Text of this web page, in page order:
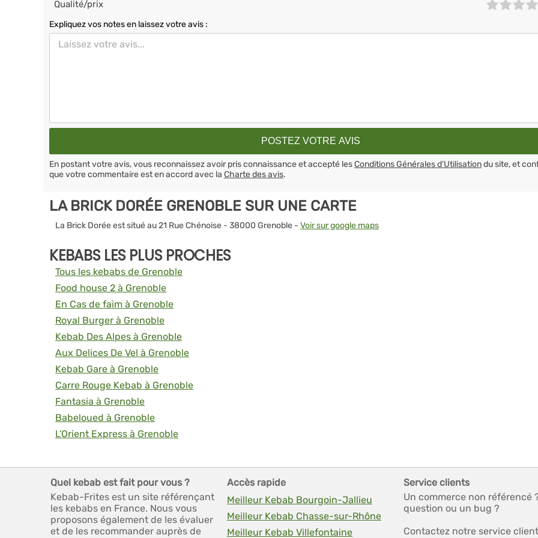
Qualité/prix
Expliquez vos notes en laissez votre avis :
En postant votre avis, vous reconnaissez avoir pris connaissance et accepté lesConditions Générales d’Utilisationdu site, et
que votre commentaire est en accord avec la Charte des avis.
LA BRICK DORÉE GRENOBLE SUR UNE CARTE
La Brick Dorée est situé au 21 Rue Chénoise - 38000 Grenoble - Voir sur google maps
KEBABS LES PLUS PROCHES
Tous les kebabs de Grenoble
Food house 2 à Grenoble
En Cas de faim à Grenoble
Royal Burger à Grenoble
Kebab Des Alpes à Grenoble
Aux Delices De Vel à Grenoble
Kebab Gare à Grenoble
Carre Rouge Kebab à Grenoble
Fantasia à Grenoble
Babeloued à Grenoble
L'Orient Express à Grenoble
Quel kebab est fait pour vous ?
Kebab-Frites est un site référençant
les kebabs en France. Nous vous
proposons également de les évaluer
et de les recommander auprès de
Accès rapide
Meilleur Kebab Bourgoin-Jallieu
Meilleur Kebab Chasse-sur-Rhône
Meilleur Kebab Villefontaine
Service clients
Un commerce non référencé
question ou un bug ?
Contactez notre service client